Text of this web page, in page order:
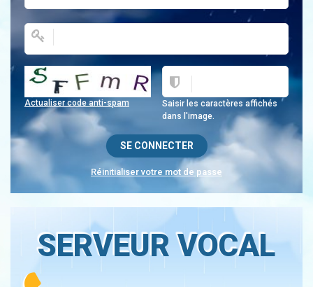
Saisir les caractères affichés
dans l'image.
Actualiser code anti-spam
Réinitialiser votre mot de passe
SERVEUR VOCAL